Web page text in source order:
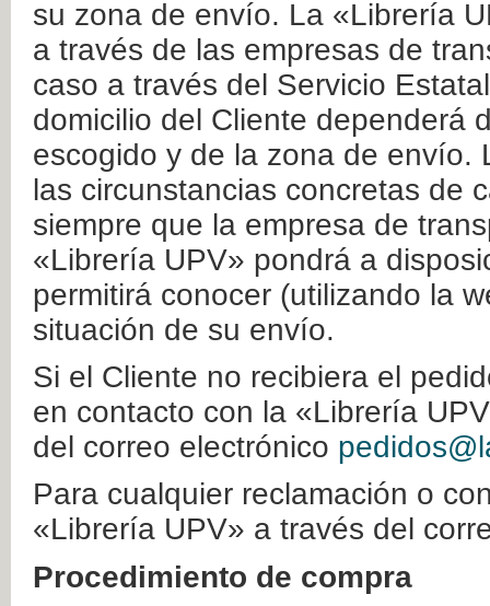
su zona de envío. La «Librería
a través de las empresas de
caso a través del Servicio
domicilio del Cliente dependerá
escogido y de la zona de envío.
las circunstancias concretas de
siempre que la empresa de
«Librería UPV» pondrá a
permitirá conocer (utilizando la
situación de su envío.
Si el Cliente no recibiera el
en contacto con la «Librería
del correo electrónico
Para cualquier reclamación o
«Librería UPV» a través del
Procedimiento de compra